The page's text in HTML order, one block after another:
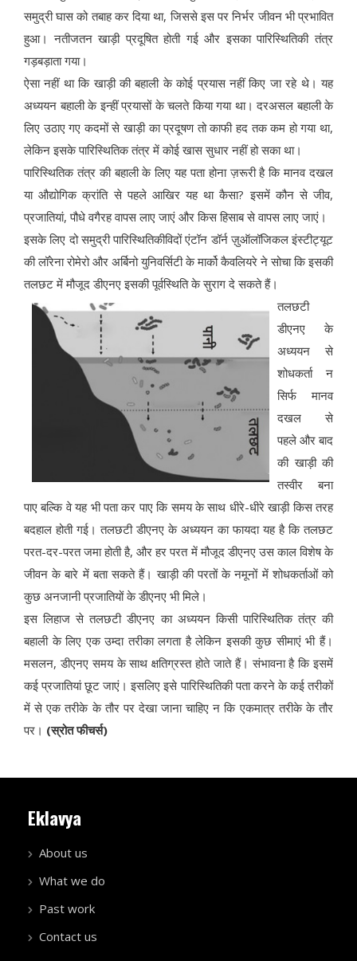
समुद्री घास को तबाह कर दिया था, जिससे इस पर निर्भर जीवन भी प्रभावित
हुआ। नतीजतन खाड़ी प्रदूषित होती गई और इसका पारिस्थितिकी तंत्र
गड़बड़ाता गया।
ऐसा नहीं था कि खाड़ी की बहाली के कोई प्रयास नहीं किए जा रहे थे। यह
अध्ययन बहाली के इन्हीं प्रयासों के चलते किया गया था। दरअसल बहाली के
लिए उठाए गए कदमों से खाड़ी का प्रदूषण तो काफी हद तक कम हो गया था,
लेकिन इसके पारिस्थितिक तंत्र में कोई खास सुधार नहीं हो सका था।
पारिस्थितिक तंत्र की बहाली के लिए यह पता होना ज़रूरी है कि मानव दखल
या औद्योगिक क्रांति से पहले आखिर यह था कैसा? इसमें कौन से जीव,
प्रजातियां, पौधे वगैरह वापस लाए जाएं और किस हिसाब से वापस लाए जाएं।
इसके लिए दो समुद्री पारिस्थितिकीविदों एंटॉन डॉर्न ज़ुऑलॉजिकल इंस्टीट्यूट
की लॉरेना रोमेरो और अर्बिनो युनिवर्सिटी के मार्को कैवलियरे ने सोचा कि इसकी
तलछट में मौजूद डीएनए इसकी पूर्वस्थिति के सुराग दे सकते हैं।
तलछटी
डीएनए के
अध्ययन से
शोधकर्ता न
सिर्फ मानव
दखल से
पहले और बाद
की खाड़ी की
तस्वीर बना
पाए बल्कि वे यह भी पता कर पाए कि समय के साथ धीरे-धीरे खाड़ी किस तरह
बदहाल होती गई। तलछटी डीएनए के अध्ययन का फायदा यह है कि तलछट
परत-दर-परत जमा होती है, और हर परत में मौजूद डीएनए उस काल विशेष के
जीवन के बारे में बता सकते हैं। खाड़ी की परतों के नमूनों में शोधकर्ताओं को
कुछ अनजानी प्रजातियों के डीएनए भी मिले।
इस लिहाज से तलछटी डीएनए का अध्ययन किसी पारिस्थितिक तंत्र की
बहाली के लिए एक उम्दा तरीका लगता है लेकिन इसकी कुछ सीमाएं भी हैं।
मसलन, डीएनए समय के साथ क्षतिग्रस्त होते जाते हैं। संभावना है कि इसमें
कई प्रजातियां छूट जाएं। इसलिए इसे पारिस्थितिकी पता करने के कई तरीकों
में से एक तरीके के तौर पर देखा जाना चाहिए न कि एकमात्र तरीके के तौर
पर। (स्रोत फीचर्स)
Eklavya
About us
What we do
Past work
Contact us